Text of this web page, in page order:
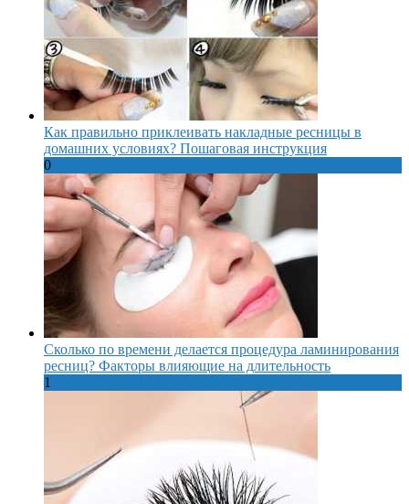
Как правильно приклеивать накладные ресницы в
домашних условиях? Пошаговая инструкция
0
Сколько по времени делается процедура ламинирования
ресниц? Факторы влияющие на длительность
1